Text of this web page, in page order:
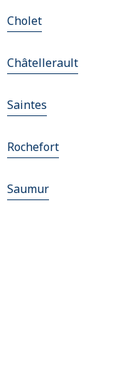
Cholet
Châtellerault
Saintes
Rochefort
Saumur